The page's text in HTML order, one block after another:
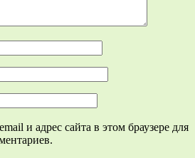
и адрес сайта в этом браузере для